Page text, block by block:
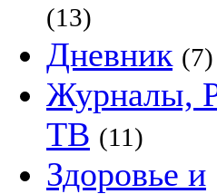
(13)
Дневник (7)
Журналы,
ТВ (11)
Здоровье и